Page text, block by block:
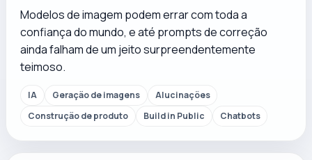
Modelos de imagem podem errar com toda a
confiança do mundo, e até prompts de correção
ainda falham de um jeito surpreendentemente
teimoso.
IA Geração de imagens
Alucinações
Construção de produto
Build in Public Chatbots